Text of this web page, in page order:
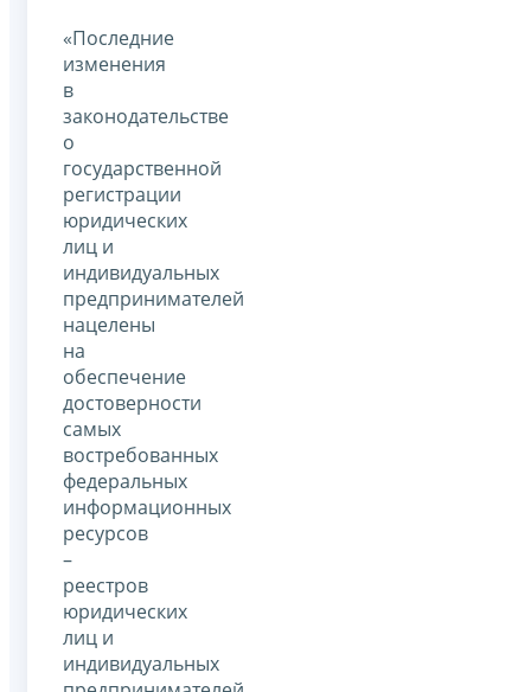
«Последние
изменения
в
законодательстве
о
государственной
регистрации
юридических
лиц и
индивидуальных
предпринимателей
нацелены
на
обеспечение
достоверности
самых
востребованных
федеральных
информационных
ресурсов
–
реестров
юридических
лиц и
индивидуальных